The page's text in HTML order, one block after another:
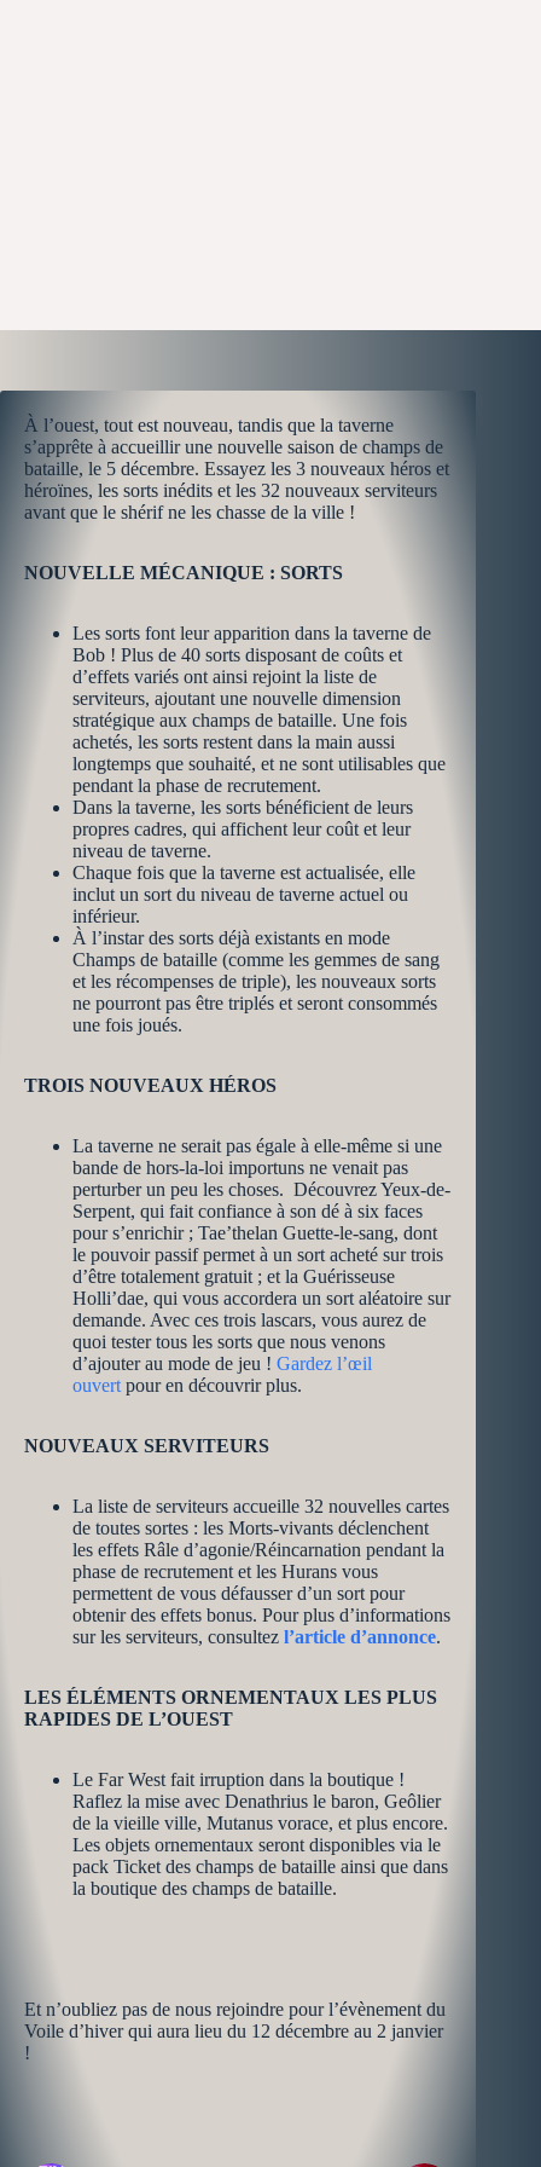
À l’ouest, tout est nouveau, tandis que la taverne
s’apprête à accueillir une nouvelle saison de champs de
bataille, le 5 décembre. Essayez les 3 nouveaux héros et
héroïnes, les sorts inédits et les 32 nouveaux serviteurs
avant que le shérif ne les chasse de la ville !
NOUVELLE MÉCANIQUE : SORTS
Les sorts font leur apparition dans la taverne de
Bob ! Plus de 40 sorts disposant de coûts et
d’effets variés ont ainsi rejoint la liste de
serviteurs, ajoutant une nouvelle dimension
stratégique aux champs de bataille. Une fois
achetés, les sorts restent dans la main aussi
longtemps que souhaité, et ne sont utilisables que
pendant la phase de recrutement.
Dans la taverne, les sorts bénéficient de leurs
propres cadres, qui affichent leur coût et leur
niveau de taverne.
Chaque fois que la taverne est actualisée, elle
inclut un sort du niveau de taverne actuel ou
inférieur.
À l’instar des sorts déjà existants en mode
Champs de bataille (comme les gemmes de sang
et les récompenses de triple), les nouveaux sorts
ne pourront pas être triplés et seront consommés
une fois joués.
TROIS NOUVEAUX HÉROS
La taverne ne serait pas égale à elle-même si une
bande de hors-la-loi importuns ne venait pas
perturber un peu les choses. Découvrez Yeux-de-
Serpent, qui fait confiance à son dé à six faces
pour s’enrichir ; Tae’thelan Guette-le-sang, dont
le pouvoir passif permet à un sort acheté sur trois
d’être totalement gratuit ; et la Guérisseuse
Holli’dae, qui vous accordera un sort aléatoire sur
demande. Avec ces trois lascars, vous aurez de
quoi tester tous les sorts que nous venons
d’ajouter au mode de jeu ! Gardez l’œil
ouvert pour en découvrir plus.
NOUVEAUX SERVITEURS
La liste de serviteurs accueille 32 nouvelles cartes
de toutes sortes : les Morts-vivants déclenchent
les effets Râle d’agonie/Réincarnation pendant la
phase de recrutement et les Hurans vous
permettent de vous défausser d’un sort pour
obtenir des effets bonus. Pour plus d’informations
sur les serviteurs, consultez l’article d’annonce.
LES ÉLÉMENTS ORNEMENTAUX LES PLUS
RAPIDES DE L’OUEST
Le Far West fait irruption dans la boutique !
Raflez la mise avec Denathrius le baron, Geôlier
de la vieille ville, Mutanus vorace, et plus encore.
Les objets ornementaux seront disponibles via le
pack Ticket des champs de bataille ainsi que dans
la boutique des champs de bataille.
Et n’oubliez pas de nous rejoindre pour l’évènement du
Voile d’hiver qui aura lieu du 12 décembre au 2 janvier
!